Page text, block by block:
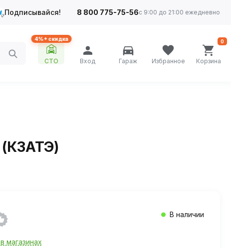
Подписывайся! 8 800 775-75-56с 9:00 до 21:00 ежедневно
4%+ скидка
СТО Вход Гараж Избранное Корзина
0
(КЗАТЭ)
В наличии
магазинах